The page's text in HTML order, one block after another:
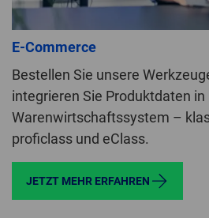
E-Commerce
Bestellen Sie unsere
integrieren Sie Produktdaten in
Warenwirtschaftssystem –
proficlass und eClass.
JETZT MEHR ERFAHREN